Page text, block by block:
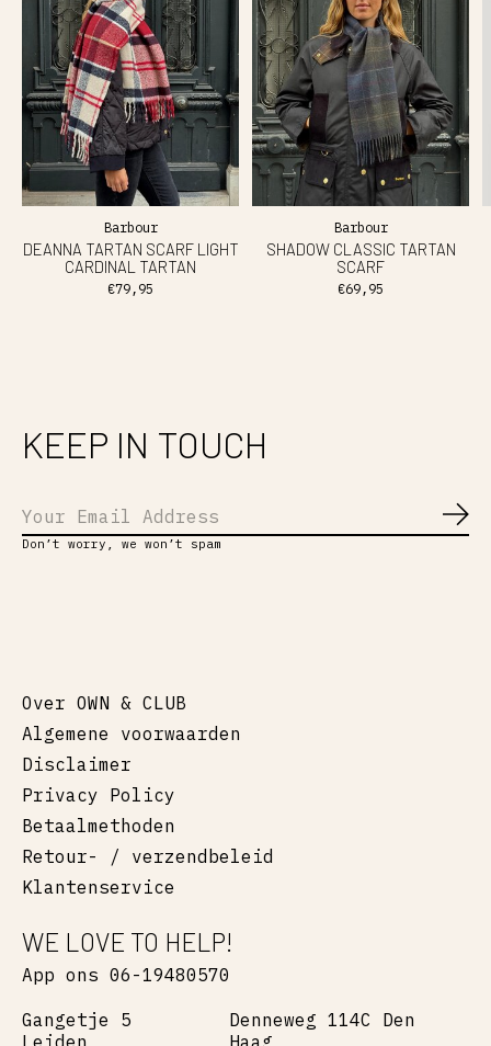
Barbour
DEANNA TARTAN SCARF LIGHT
CARDINAL TARTAN
€79,95
Barbour
SHADOW CLASSIC TARTAN
SCARF
€69,95
KEEP IN TOUCH
Don’t worry, we won’t spam
Over OWN & CLUB
Algemene voorwaarden
Disclaimer
Privacy Policy
Betaalmethoden
Retour- / verzendbeleid
Klantenservice
WE LOVE TO HELP!
App ons 06-19480570
Gangetje 5
Denneweg 114C Den